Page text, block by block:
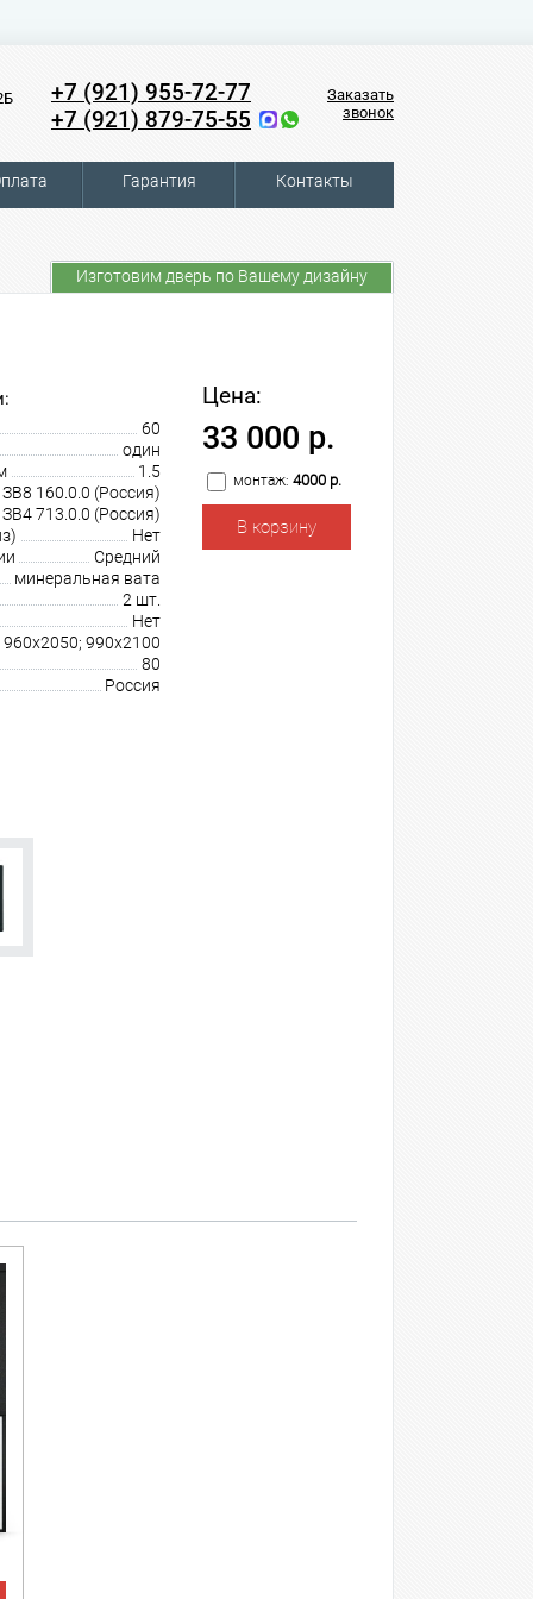
+7 (921) 955-72-77
+7 (921) 879-75-55
Заказать
звонок
Гарантия Контакты
Изготовим дверь по Вашему дизайну
60
один
1.5
160.0.0 (Россия)
713.0.0 (Россия)
Нет
Средний
минеральная вата
2 шт.
Нет
990х2100
80
Россия
Цена:
33 000 р.
монтаж: 4000 р.